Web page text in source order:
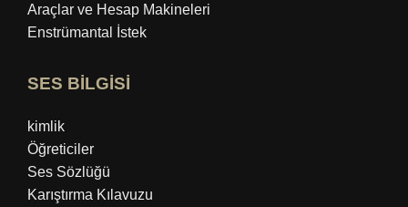
Araçlar ve Hesap Makineleri
Enstrümantal İstek
SES BİLGİSİ
kimlik
Öğreticiler
Ses Sözlüğü
Karıştırma Kılavuzu